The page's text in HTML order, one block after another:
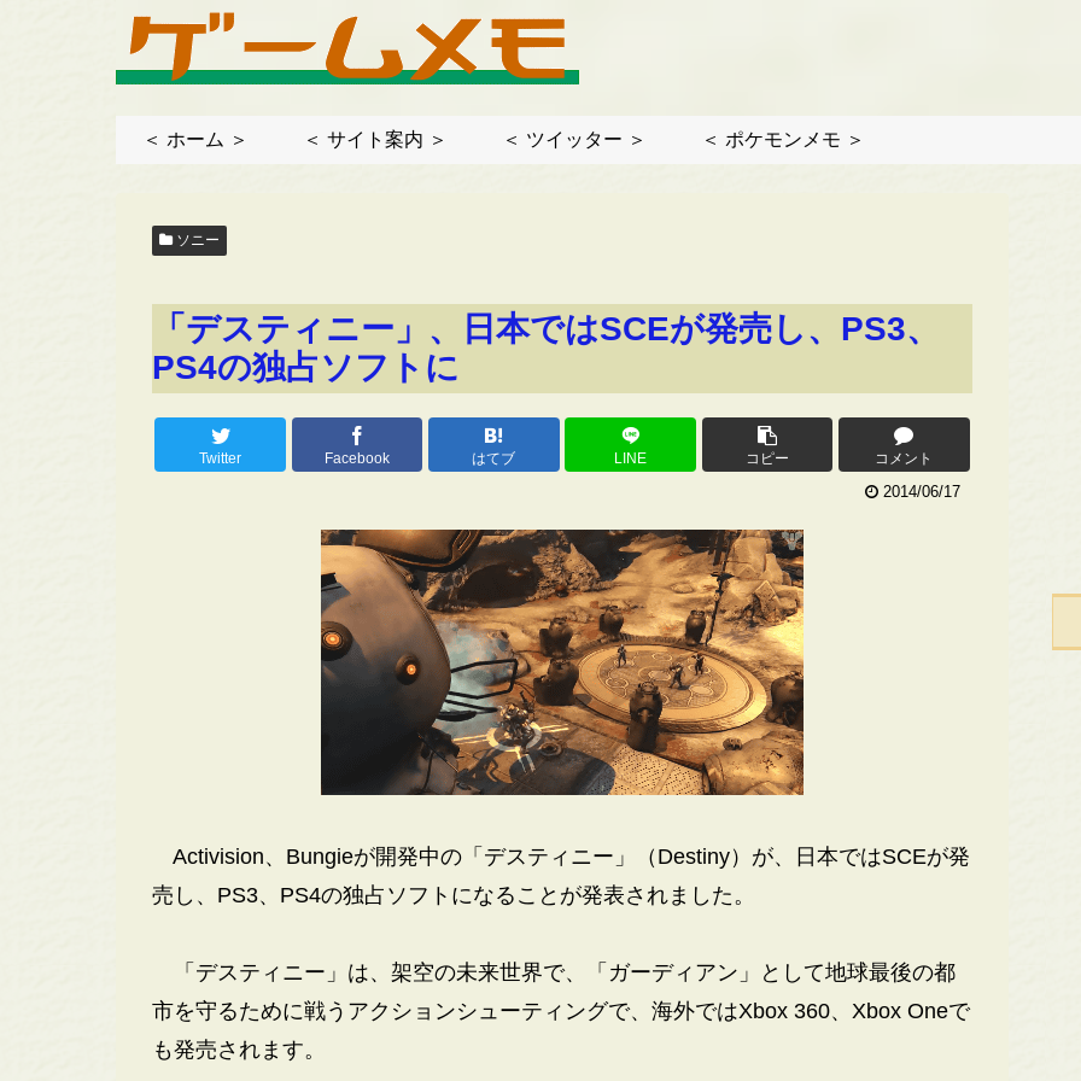
＜ ホーム ＞ ＜ サイト案内 ＞ ＜ ツイッター ＞ ＜ ポケモンメモ ＞
ソニー
「デスティニー」、日本ではSCEが発売し、PS3、
PS4の独占ソフトに
Twitter Facebook はてブ LINE コピー コメント
2014/06/17
Activision、Bungieが開発中の「デスティニー」（Destiny）が、日本ではSCEが発
売し、PS3、PS4の独占ソフトになることが発表されました。
「デスティニー」は、架空の未来世界で、「ガーディアン」として地球最後の都
市を守るために戦うアクションシューティングで、海外ではXbox 360、Xbox Oneで
も発売されます。